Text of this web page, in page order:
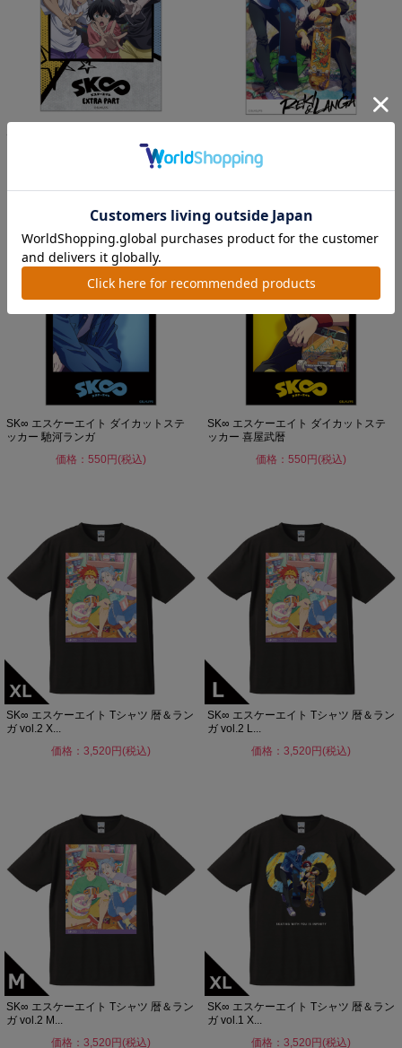
SK∞ エスケーエイト ダイカットステ
価格：550円(税込)
SK∞ エスケーエイト ダイカットステ
ッカー 馳河ランガ
価格：550円(税込)
SK∞ エスケーエイト ダイカットステ
ッカー 喜屋武暦
価格：550円(税込)
SK∞ エスケーエイト Tシャツ 暦＆ラン
ガ vol.2 X...
価格：3,520円(税込)
SK∞ エスケーエイト Tシャツ 暦＆ラン
ガ vol.2 L...
価格：3,520円(税込)
SK∞ エスケーエイト Tシャツ 暦＆ラン
ガ vol.2 M...
価格：3,520円(税込)
SK∞ エスケーエイト Tシャツ 暦＆ラン
ガ vol.1 X...
価格：3,520円(税込)